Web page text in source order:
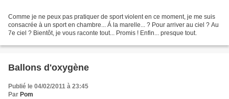
Comme je ne peux pas pratiquer de sport violent en ce moment, je me suis
consacrée à un sport en chambre... Á la marelle... ? Pour arriver au ciel ? Au
7e ciel ? Bientôt, je vous raconte tout... Promis ! Enfin... presque tout.
Ballons d'oxygène
Publié le 04/02/2011 à 23:45
Par Pom